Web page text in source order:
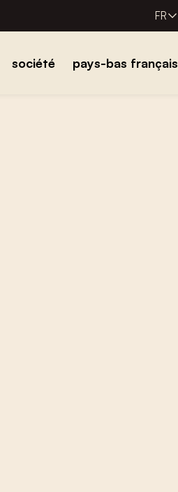
FR
société pays-bas français